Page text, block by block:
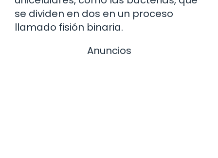
se dividen en dos en un proceso
llamado fisión binaria.
Anuncios